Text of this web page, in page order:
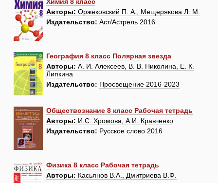
Авторы: Оржековский П. А., Мещерякова Л. М.
Издательство: Аст/Астрель 2016
География 8 класс Полярная звезда
Авторы: А. И. Алексеев, В. В. Николина, Е. К.
Липкина
Издательство: Просвещение 2016-2023
Обществознание 8 класс Рабочая тетрадь
Авторы: И.С. Хромова, А.И. Кравченко
Издательство: Русское слово 2016
Физика 8 класс Рабочая тетрадь
Авторы: Касьянов В.А., Дмитриева В.Ф.